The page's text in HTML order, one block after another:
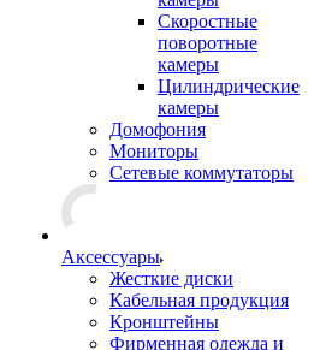
Скоростные
поворотные
камеры
Цилиндрические
камеры
Домофония
Мониторы
Сетевые коммутаторы
Аксессуары
Жесткие диски
Кабельная продукция
Кронштейны
Фирменная одежда и